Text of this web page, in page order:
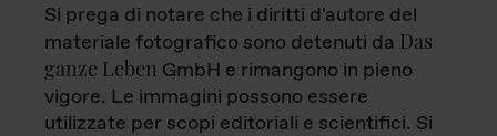
Si prega di notare che i diritti d'autore del
materiale fotografico sono detenuti da Das
ganze Leben GmbH e rimangono in pieno
vigore. Le immagini possono essere
utilizzate per scopi editoriali e scientifici. Si